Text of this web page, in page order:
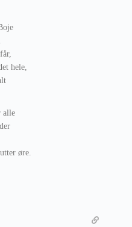
hele,
alle
øre.